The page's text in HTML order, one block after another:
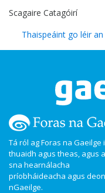
Scagaire Catagóirí
Thaispeáint go léir
Tá ról ag Foras na
thuaidh agus theas, agus
sna hearnálacha
príobháideacha agus
nGaeilge.